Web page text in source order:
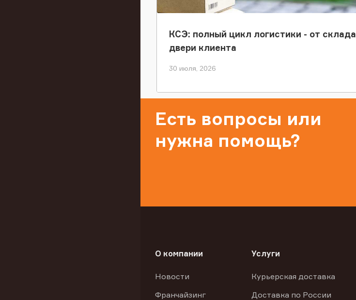
КСЭ: полный цикл логистики - от
двери клиента
30 июля, 2026
Есть вопросы или
нужна помощь?
О компании
Новости
Франчайзинг
Услуги
Курьерская доставка
Доставка по России